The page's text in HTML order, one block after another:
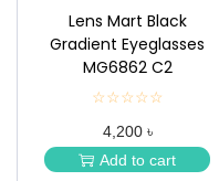
Lens Mart Black
Gradient Eyeglasses
MG6862 C2
☆☆☆☆☆
★
★
★
★
4,200 ৳
Add to cart